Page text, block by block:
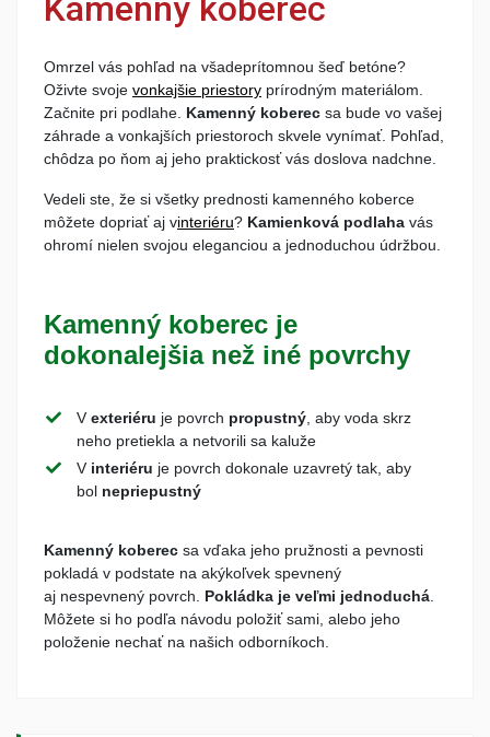
Omrzel vás pohľad na všadeprítomnou šeď betóne?
Oživte svoje vonkajšie priestory prírodným materiálom.
Začnite pri podlahe. Kamenný koberec sa bude vo vašej
záhrade a vonkajších priestoroch skvele vynímať. Pohľad,
chôdza po ňom aj jeho praktickosť vás doslova nadchne.
Vedeli ste, že si všetky prednosti kamenného koberce
môžete dopriať aj vinteriéru? Kamienková podlaha vás
ohromí nielen svojou eleganciou a jednoduchou údržbou.
Kamenný koberec je
dokonalejšia než iné povrchy
V exteriéru je povrch propustný , aby voda skrz
neho pretiekla a netvorili sa kaluže
V interiéru je povrch dokonale uzavretý tak, aby
bol nepriepustný
Kamenný koberec sa vďaka jeho pružnosti a pevnosti
pokladá v podstate na akýkoľvek spevnený
aj nespevnený povrch. Pokládka je veľmi jednoduchá
Môžete si ho podľa návodu položiť sami, alebo jeho
položenie nechať na našich odborníkoch.